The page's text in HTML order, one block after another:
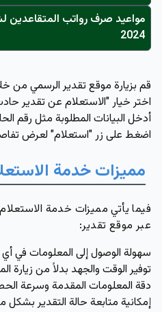
مواعيد صرف رواتب
2024
قم بزيارة موقع تقدير الرسمي من
اختر خيار "الاستعلام عن تقدير
أدخل البيانات المطلوبة مثل رقم
اضغط على زر "استعلام" لعرض
مميزات خدمة
فيما يأتي مميزات خدمة
عبر موقع تقدير:
سهولة الوصول إلى المعلومات في
توفير الوقت والجهد بدلاً من زيارة
دقة المعلومات المقدمة وسرعة
إمكانية متابعة حالة التقدير بشكل